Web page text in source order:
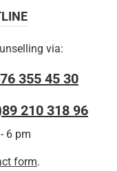
via:
355 45 30
210 318 96
6 pm
form.